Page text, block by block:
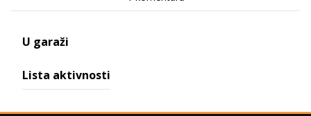
U garaži
Lista aktivnosti